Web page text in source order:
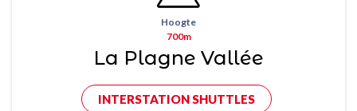
Hoogte
700m
La Plagne Vallée
INTERSTATION SHUTTLES